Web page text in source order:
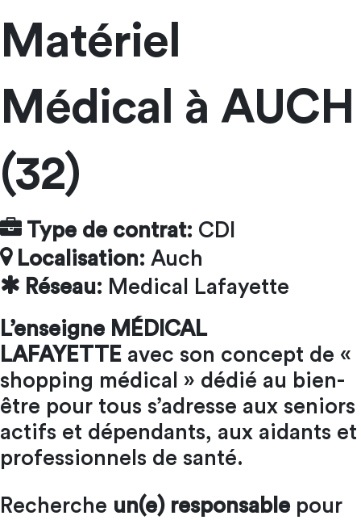
Matériel
Médical à AUCH
(32)
Type de contrat: CDI
Localisation: Auch
Réseau: Medical Lafayette
L’enseigne MÉDICAL
LAFAYETTE avec son concept de «
shopping médical » dédié au bien-
être pour tous s’adresse aux seniors
actifs et dépendants, aux aidants et
professionnels de santé.
Recherche un(e) responsable pour